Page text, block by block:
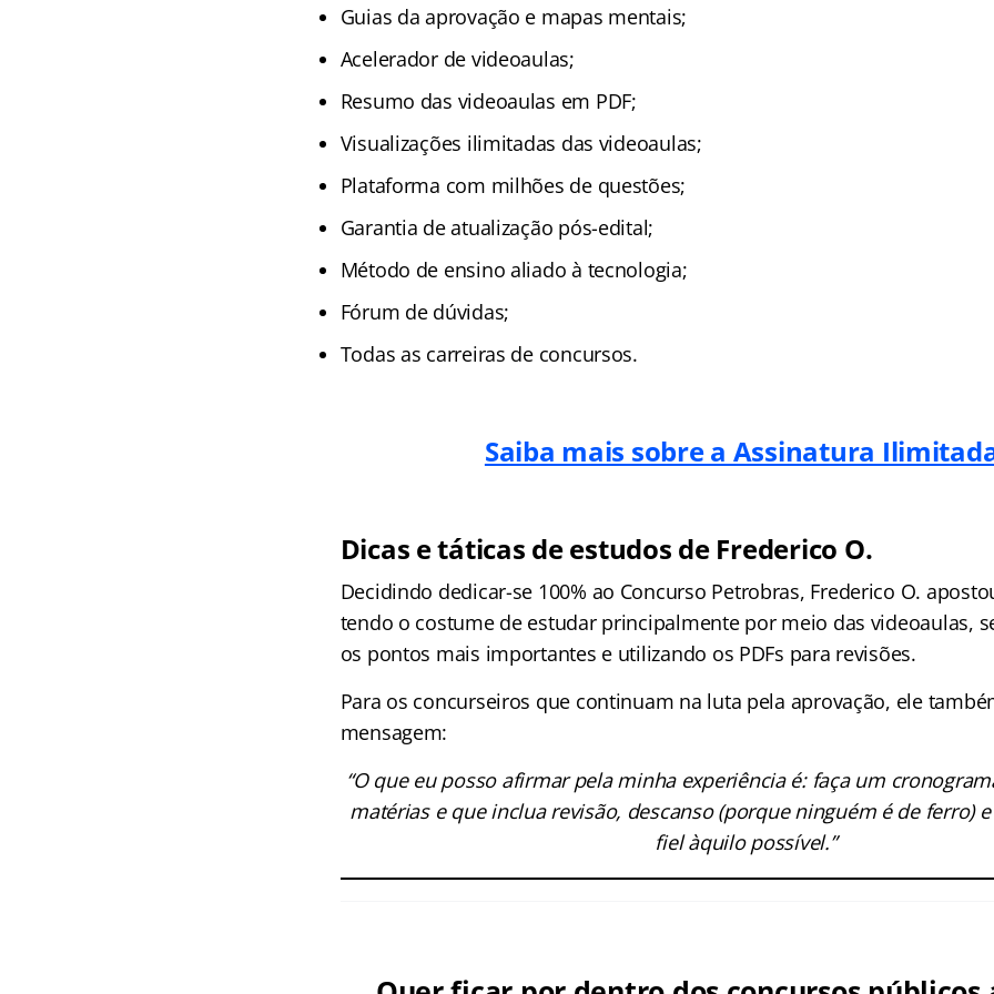
Guias da aprovação e mapas mentais;
Acelerador de videoaulas;
Resumo das videoaulas em PDF;
Visualizações ilimitadas das videoaulas;
Plataforma com milhões de questões;
Garantia de atualização pós-edital;
Método de ensino aliado à tecnologia;
Fórum de dúvidas;
Todas as carreiras de concursos.
Saiba mais sobre a Assinatura
Dicas e táticas de estudos de Frederico O.
Decidindo dedicar-se 100% ao Concurso Petrobras, Frederico O.
tendo o costume de estudar principalmente por meio das videoaulas,
os pontos mais importantes e utilizando os PDFs para revisões.
Para os concurseiros que continuam na luta pela aprovação, ele
mensagem:
“O que eu posso afirmar pela minha experiência é: faça um
matérias e que inclua revisão, descanso (porque ninguém é de ferro)
fiel àquilo possível.”